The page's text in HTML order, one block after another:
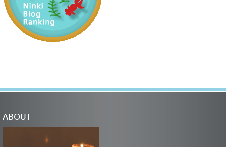
ABOUT